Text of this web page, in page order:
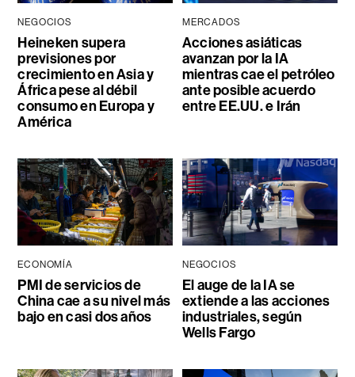
NEGOCIOS
Heineken supera
previsiones por
crecimiento en Asia y
África pese al débil
consumo en Europa y
América
MERCADOS
Acciones asiáticas
avanzan por la IA
mientras cae el petróleo
ante posible acuerdo
entre EE.UU. e Irán
ECONOMÍA
PMI de servicios de
China cae a su nivel más
bajo en casi dos años
NEGOCIOS
El auge de la IA se
extiende a las acciones
industriales, según
Wells Fargo